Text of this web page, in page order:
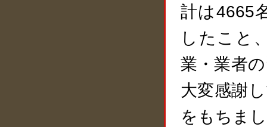
計は4665
したこと
業・業者
大変感謝
をもちま